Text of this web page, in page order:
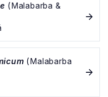
(Malabarba &
(Malabarba